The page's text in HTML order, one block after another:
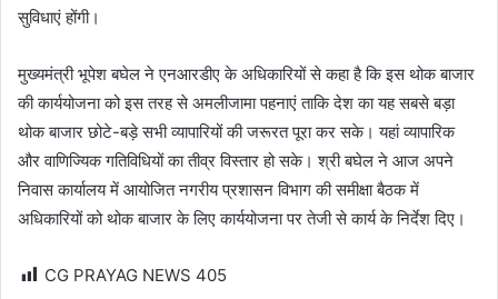
सुविधाएं होंगी।
मुख्यमंत्री भूपेश बघेल ने एनआरडीए के अधिकारियों से कहा है कि इस थोक बाजार
की कार्ययोजना को इस तरह से अमलीजामा पहनाएं ताकि देश का यह सबसे बड़ा
थोक बाजार छोटे-बड़े सभी व्यापारियों की जरूरत पूरा कर सके। यहां व्यापारिक
और वाणिज्यिक गतिविधियों का तीव्र विस्तार हो सके। श्री बघेल ने आज अपने
निवास कार्यालय में आयोजित नगरीय प्रशासन विभाग की समीक्षा बैठक में
अधिकारियों को थोक बाजार के लिए कार्ययोजना पर तेजी से कार्य के निर्देश दिए।
CG PRAYAG NEWS 405